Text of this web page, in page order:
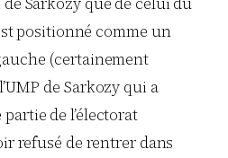
positionné comme un
(certainement
de Sarkozy qui a
de l’électorat
refusé de rentrer dans